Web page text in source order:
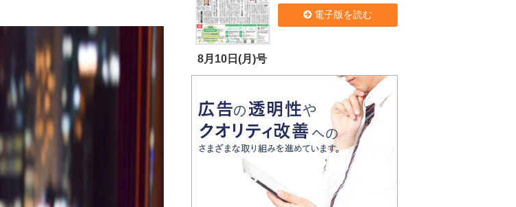
8月10日(月)号
電子版を読む